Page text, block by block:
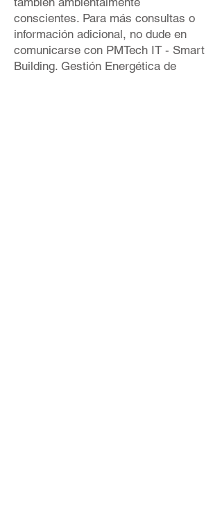
conscientes. Para más consultas o
información adicional, no dude en
comunicarse con PMTech IT - Smart
Building. Gestión Energética de